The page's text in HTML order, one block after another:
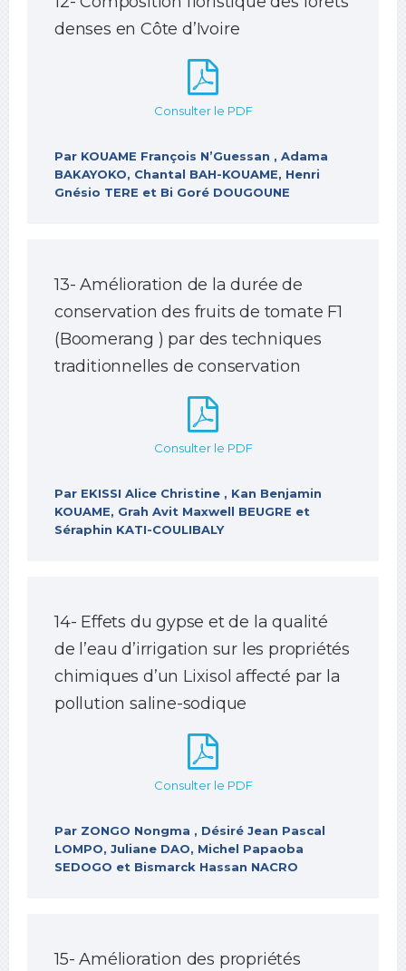
denses en Côte d’Ivoire
Consulter le PDF
Par KOUAME François N’Guessan , Adama
BAKAYOKO, Chantal BAH-KOUAME, Henri
Gnésio TERE et Bi Goré DOUGOUNE
13- Amélioration de la durée de
conservation des fruits de tomate F1
(Boomerang ) par des techniques
traditionnelles de conservation
Consulter le PDF
Par EKISSI Alice Christine , Kan Benjamin
KOUAME, Grah Avit Maxwell BEUGRE et
Séraphin KATI-COULIBALY
14- Effets du gypse et de la qualité
de l’eau d’irrigation sur les propriétés
chimiques d’un Lixisol affecté par la
pollution saline-sodique
Consulter le PDF
Par ZONGO Nongma , Désiré Jean Pascal
LOMPO, Juliane DAO, Michel Papaoba
SEDOGO et Bismarck Hassan NACRO
15- Amélioration des propriétés